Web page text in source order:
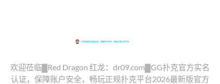
欢迎莅临▓Red Dragon 红龙：dr09.com▓GG扑克官方实名
认证，保障账户安全，畅玩正规扑克平台2026最新版官方